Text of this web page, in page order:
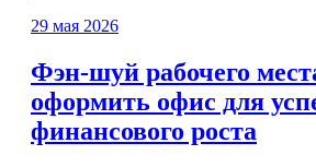
29 мая 2026
Фэн-шуй рабочего
оформить офис для
финансового роста